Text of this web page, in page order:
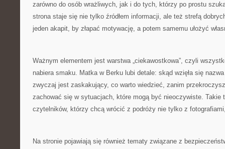
zarówno do osób wrażliwych, jak i do tych, którzy po prostu
strona staje się nie tylko źródłem informacji, ale też strefą
jeden akapit, by złapać motywację, a potem samemu ułożyć
Ważnym elementem jest warstwa „ciekawostkowa”, czyli
nabiera smaku. Matka w Berku lubi detale: skąd wzięła się
zwyczaj jest zaskakujący, co warto wiedzieć, zanim
zachować się w sytuacjach, które mogą być nieoczywiste. Takie
czytelników, którzy chcą wrócić z podróży nie tylko z
Na stronie pojawiają się również tematy związane z